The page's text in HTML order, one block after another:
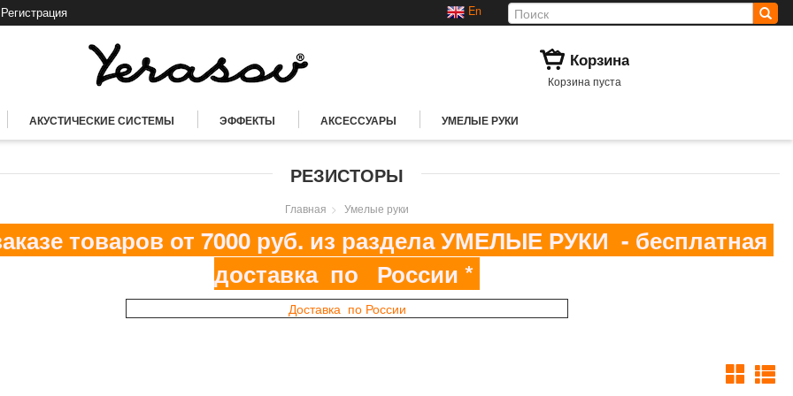
Регистрация En
Корзина
Корзина пуста
АКУСТИЧЕСКИЕ СИСТЕМЫ ЭФФЕКТЫ АКСЕССУАРЫ УМЕЛЫЕ РУКИ
РЕЗИСТОРЫ
Главная Умелые руки
товаров от 7000 руб. из раздела УМЕЛЫЕ РУКИ - бесплатная
доставка по России *
Доставка по России